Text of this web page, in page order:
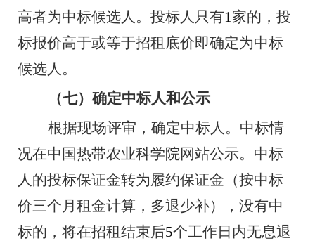
高者为中标候选人。投标人只有1家的，投
标报价高于或等于招租底价即确定为中标
候选人。
（七）确定中标人和公示
根据现场评审，确定中标人。中标情
况在中国热带农业科学院网站公示。中标
人的投标保证金转为履约保证金（按中标
价三个月租金计算，多退少补），没有中
标的，将在招租结束后5个工作日内无息退